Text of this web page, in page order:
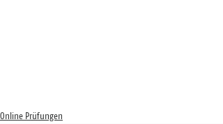
Online Prüfungen